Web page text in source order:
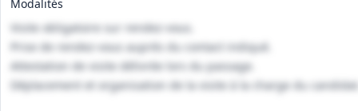
Modalités
Visite obligatoire sur rendez-vous.
Prise de rendez-vous auprès du contact indiqué.
Attestation de visite délivrée lors du passage.
Déplacement et organisation de la visite à la charge du